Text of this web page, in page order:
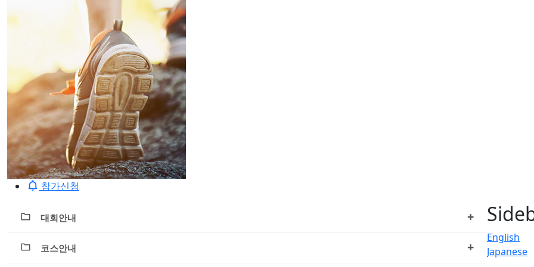
참가신청
대회안내 +
코스안내 +
English
Japanese